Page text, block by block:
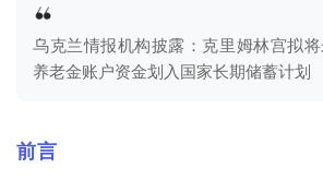
乌克兰情报机构披露：克里姆林宫拟
养老金账户资金划入国家长期储蓄计划
前言